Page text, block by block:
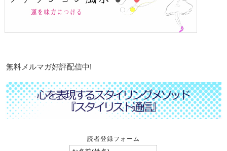
無料メルマガ好評配信中!
読者登録フォーム